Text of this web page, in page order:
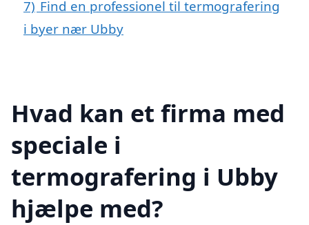
7) Find en professionel til termografering
i byer nær Ubby
Hvad kan et firma med
speciale i
termografering i Ubby
hjælpe med?